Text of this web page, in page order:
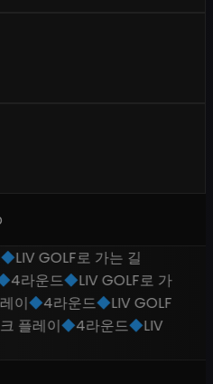
LIV GOLF로 가는 길
4라운드◆LIV GOLF로 가
이◆4라운드◆LIV GOLF
플레이◆4라운드◆LIV